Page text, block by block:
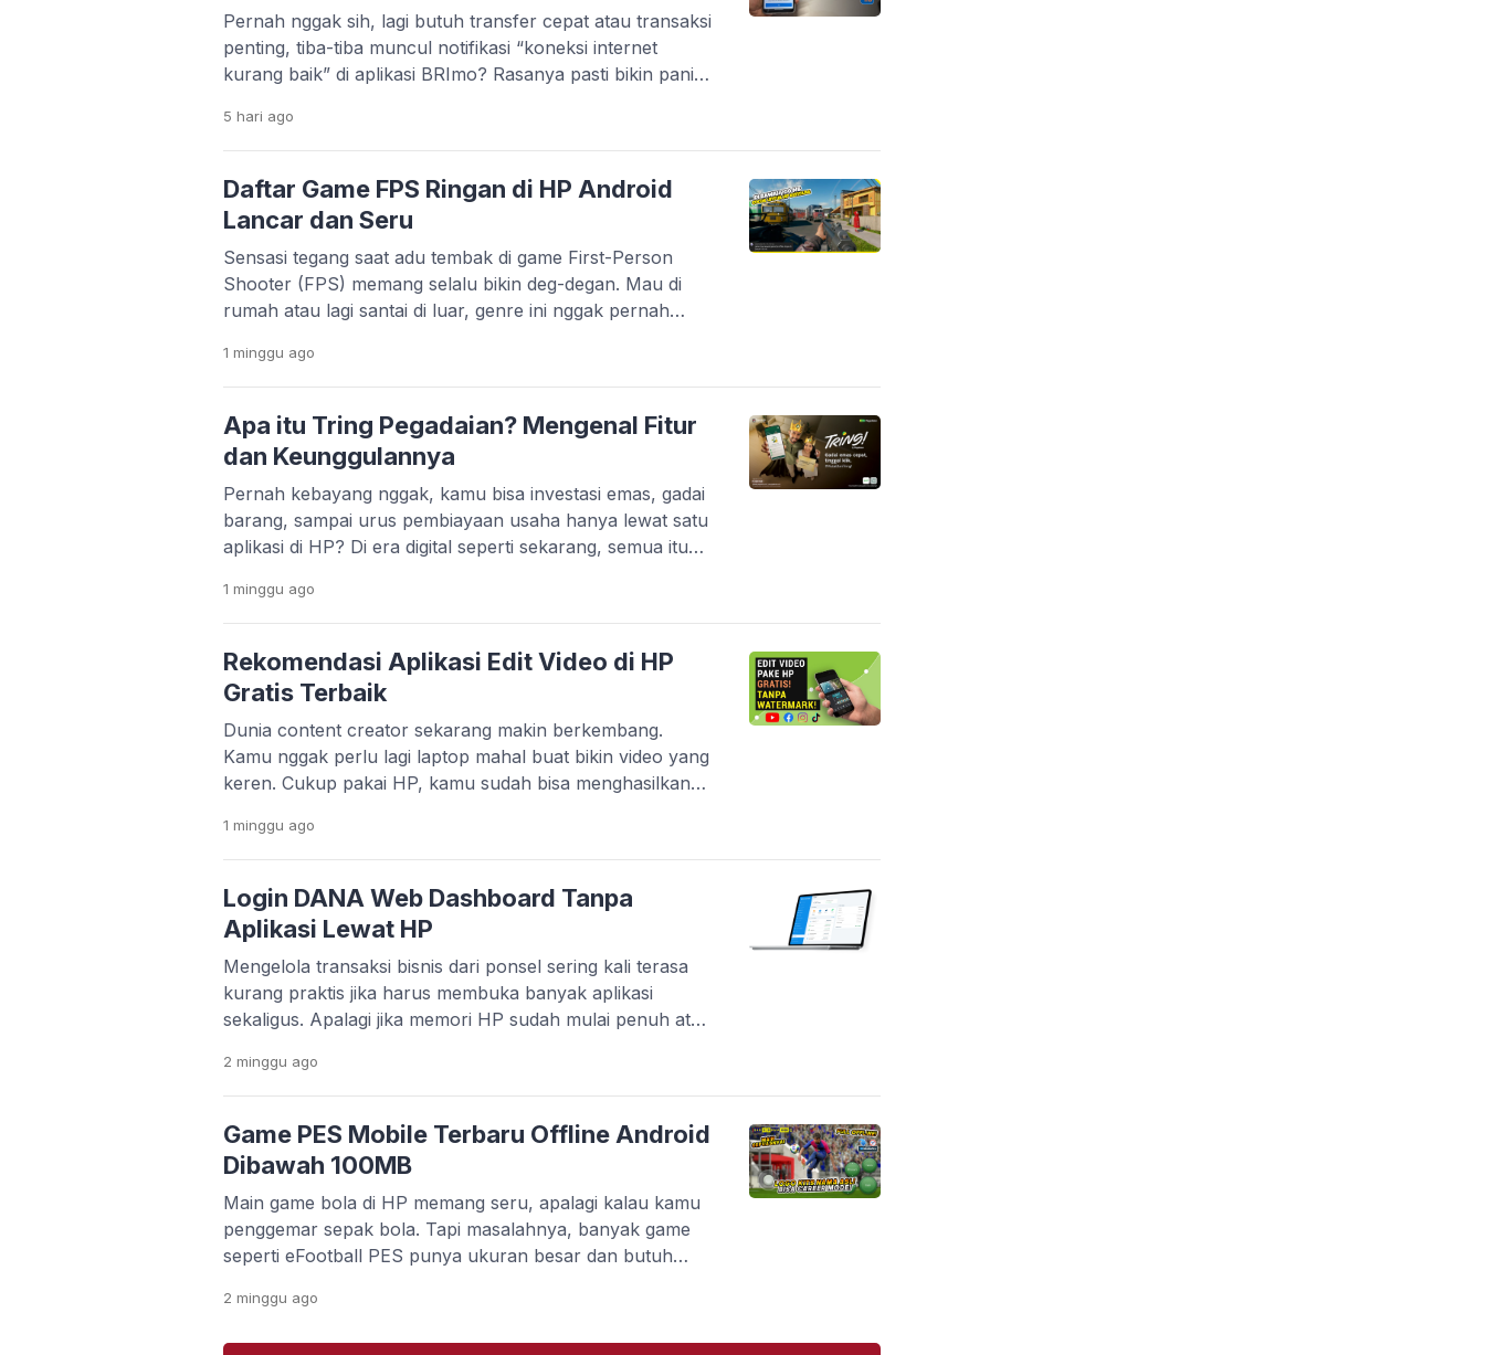
Pernah nggak sih, lagi butuh transfer cepat atau transaksi
penting, tiba-tiba muncul notifikasi “koneksi internet
kurang baik” di aplikasi BRImo? Rasanya pasti bikin panik,
cukup sering dialami oleh nasabah Bank BRI. Tapi tenang,
penyebabnya nggak selalu karena server gangguan.
Justru, dalam banyak kasus, masalahnya berasal dari
pengaturan di […]
5 hari ago
Daftar Game FPS Ringan di HP Android
Lancar dan Seru
Sensasi tegang saat adu tembak di game First-Person
Shooter (FPS) memang selalu bikin deg-degan. Mau di
rumah atau lagi santai di luar, genre ini nggak pernah
orang punya HP flagship dengan storage besar. Banyak
pengguna Android masih pakai HP entry-level yang sering
ngelag kalau dipakai main game berat. Belum […]
1 minggu ago
Apa itu Tring Pegadaian? Mengenal Fitur
dan Keunggulannya
Pernah kebayang nggak, kamu bisa investasi emas, gadai
barang, sampai urus pembiayaan usaha hanya lewat satu
aplikasi di HP? Di era digital seperti sekarang, semua itu
Pegadaian menghadirkan aplikasi yang makin lengkap dan
praktis. Layanan Pegadaian Digital kini berevolusi jadi
platform yang lebih modern dan terintegrasi. […]
1 minggu ago
Rekomendasi Aplikasi Edit Video di HP
Gratis Terbaik
Dunia content creator sekarang makin berkembang.
Kamu nggak perlu lagi laptop mahal buat bikin video yang
keren. Cukup pakai HP, kamu sudah bisa menghasilkan
TikTok, Instagram Reels, dan YouTube Shorts bikin
kebutuhan editing video makin tinggi. Tapi masalahnya,
banyak orang bingung memilih aplikasi yang benar-benar
gratis, mudah dipakai, […]
1 minggu ago
Login DANA Web Dashboard Tanpa
Aplikasi Lewat HP
Mengelola transaksi bisnis dari ponsel sering kali terasa
kurang praktis jika harus membuka banyak aplikasi
sekaligus. Apalagi jika memori HP sudah mulai penuh atau
aplikasi. Kabar baiknya, DANA menyediakan layanan
Dashboard Web yang bisa diakses langsung melalui
browser. Platform ini memudahkan pelaku usaha dalam
memantau transaksi, mengelola pembayaran, […]
2 minggu ago
Game PES Mobile Terbaru Offline Android
Dibawah 100MB
Main game bola di HP memang seru, apalagi kalau kamu
penggemar sepak bola. Tapi masalahnya, banyak game
seperti eFootball PES punya ukuran besar dan butuh
memori terbatas, hal ini jelas jadi kendala. Belum lagi kalau
2 minggu ago